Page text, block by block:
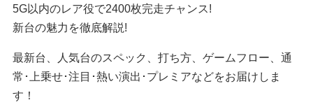
5G以内のレア役で2400枚完走チャンス!
新台の魅力を徹底解説!
最新台、人気台のスペック、打ち方、ゲームフロー、通
常･上乗せ･注目･熱い演出･プレミアなどをお届けしま
す！